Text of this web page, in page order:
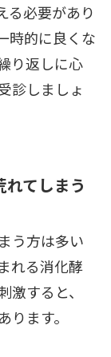
る必要があり
時的に良くな
り返しに心
診しましょ
てしまう
う方は多い
れる消化酵
すると、
ます。